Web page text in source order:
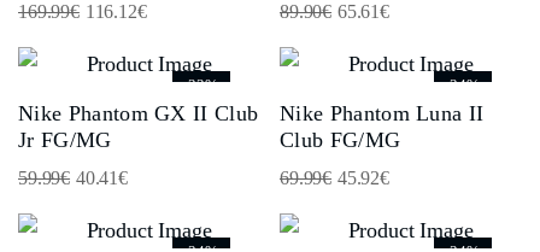
169.99€ 116.12€ 89.90€ 65.61€
-33%
Nike Phantom GX II Club
Jr FG/MG
59.99€ 40.41€
-34%
Nike Phantom Luna II
Club FG/MG
69.99€ 45.92€